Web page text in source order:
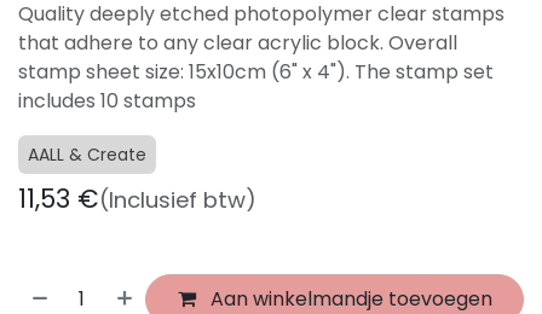
Quality deeply etched photopolymer clear stamps
that adhere to any clear acrylic block. Overall
stamp sheet size: 15x10cm (6" x 4"). The stamp set
includes 10 stamps
AALL & Create
11,53 €(Inclusief btw)
Aan winkelmandje toevoegen